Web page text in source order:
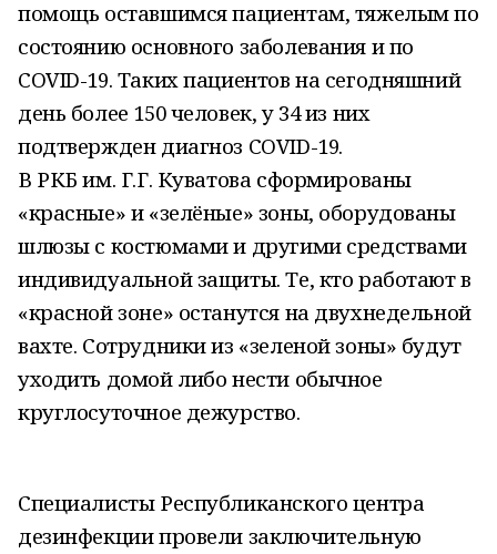
помощь оставшимся пациентам, тяжелым по
состоянию основного заболевания и по
COVID-19. Таких пациентов на сегодняшний
день более 150 человек, у 34 из них
подтвержден диагноз COVID-19.
В РКБ им. Г.Г. Куватова сформированы
«красные» и «зелёные» зоны, оборудованы
шлюзы с костюмами и другими средствами
индивидуальной защиты. Те, кто работают в
«красной зоне» останутся на двухнедельной
вахте. Сотрудники из «зеленой зоны» будут
уходить домой либо нести обычное
круглосуточное дежурство.
Специалисты Республиканского центра
дезинфекции провели заключительную